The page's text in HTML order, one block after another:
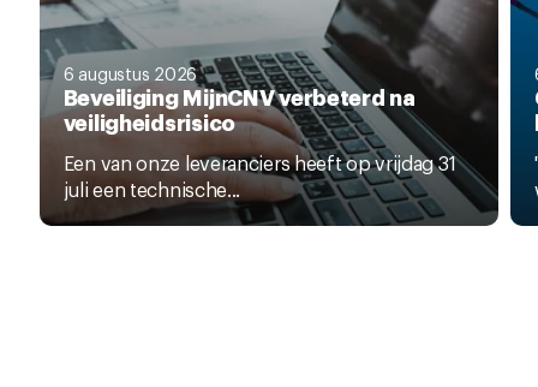
6 augustus 2026
Beveiliging MijnCNV verbeterd na
veiligheidsrisico
Een van onze leveranciers heeft op vrijdag 31
juli een technische...